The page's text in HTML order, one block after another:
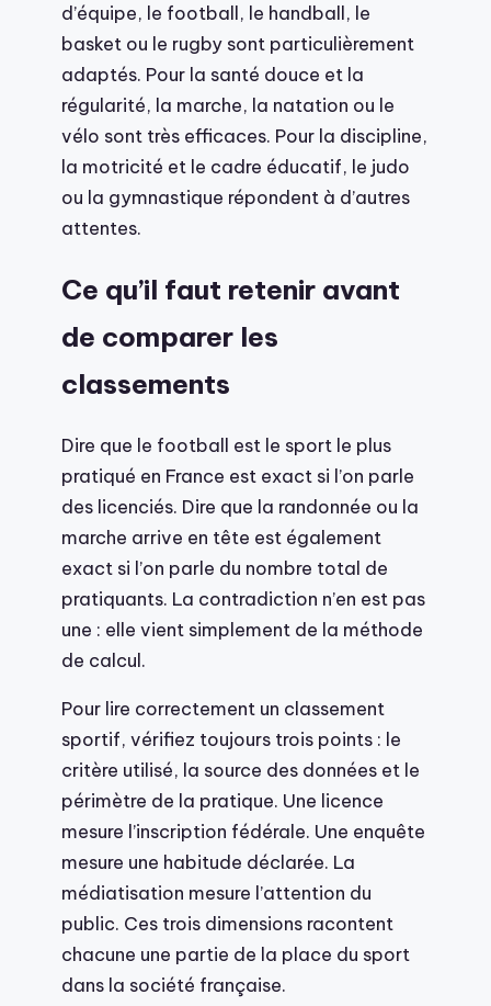
d’équipe, le football, le handball, le
basket ou le rugby sont particulièrement
adaptés. Pour la santé douce et la
régularité, la marche, la natation ou le
vélo sont très efficaces. Pour la discipline,
la motricité et le cadre éducatif, le judo
ou la gymnastique répondent à d’autres
attentes.
Ce qu’il faut retenir avant
de comparer les
classements
Dire que le football est le sport le plus
pratiqué en France est exact si l’on parle
des licenciés. Dire que la randonnée ou la
marche arrive en tête est également
exact si l’on parle du nombre total de
pratiquants. La contradiction n’en est pas
une : elle vient simplement de la méthode
de calcul.
Pour lire correctement un classement
sportif, vérifiez toujours trois points : le
critère utilisé, la source des données et le
périmètre de la pratique. Une licence
mesure l’inscription fédérale. Une enquête
mesure une habitude déclarée. La
médiatisation mesure l’attention du
public. Ces trois dimensions racontent
chacune une partie de la place du sport
dans la société française.